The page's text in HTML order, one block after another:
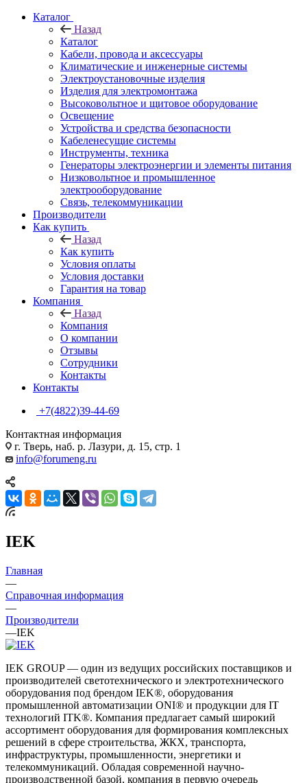
Каталог
Назад
Каталог
Кабели, провода и аксессуары
Климатические и инженерные системы
Электроустановочные изделия
Изделия для электромонтажа
Высоковольтное и щитовое оборудование
Освещение
Устройства и средства безопасности
Кабеленесущие системы
Инструменты, техника
Генераторы электроэнергии и элементы питания
Низковольтное и промышленное
электрооборудование
Связь, телекоммуникации
Производители
Как купить
Назад
Как купить
Условия оплаты
Условия доставки
Гарантия на товар
Компания
Назад
Компания
О компании
Отзывы
Сотрудники
Контакты
Контакты
+7(4822)39-44-69
Контактная информация
г. Тверь, наб. р. Лазури, д. 15, стр. 1
info@forumeng.ru
IEK
Главная
—
Справочная информация
—
Производители
—IEK
IEK GROUP — один из ведущих российских поставщиков и
производителей светотехнического и электротехнического
оборудования под брендом IEK®, оборудования
промышленной автоматизации ONI® и продукции для IT
технологий ITK®. Компания предлагает самый широкий
ассортимент оборудования для формирования комплексных
решений в сфере строительства, ЖКХ, транспорта,
инфраструктуры, промышленности, энергетики и
телекоммуникаций. Обладая современной научно-
производственной базой, компания в первую очередь